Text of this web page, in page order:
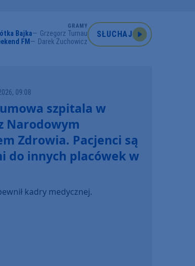
GRAMY
Bajka
Grzegorz Turnau
FM
Darek Żuchowicz
SŁUCHAJ
09:08
szpitala w
Narodowym
Zdrowia. Pacjenci są
do innych placówek w
kadry medycznej.